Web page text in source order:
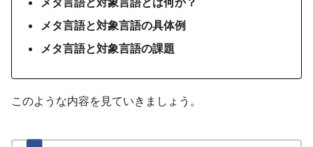
メタ言語と対象言語の具体例
メタ言語と対象言語の課題
このような内容を見ていきましょう。